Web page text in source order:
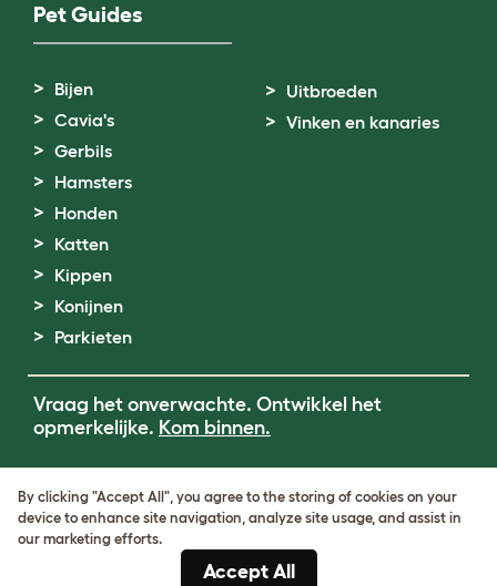
Pet Guides
Bijen
Cavia's
Gerbils
Hamsters
Honden
Katten
Kippen
Konijnen
Parkieten
Uitbroeden
Vinken en kanaries
Vraag het onverwachte. Ontwikkel het
opmerkelijke. Kom binnen.
Cookie & Privacy Policy
Cookie Settings
By clicking "Accept All", you agree to the storing of cookies on your
device to enhance site navigation, analyze site usage, and assist in
our marketing efforts.
Accept All